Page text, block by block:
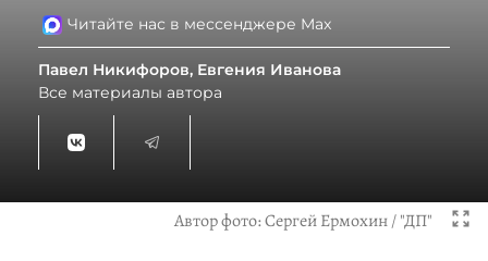
Читайте нас в мессенджере Max
Павел Никифоров, Евгения Иванова
Все материалы автора
Автор фото:Сергей Ермохин / "ДП"